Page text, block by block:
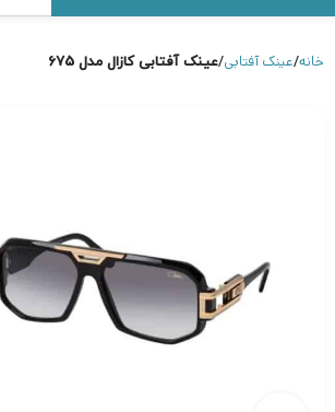
خانه عینک آفتابی عینک آفتابی کازال مدل 675